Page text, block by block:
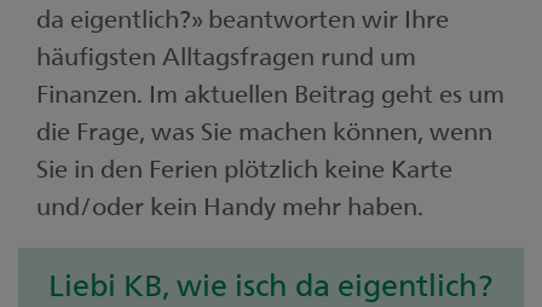
da eigentlich?» beantworten wir Ihre
häufigsten Alltagsfragen rund um
Finanzen. Im aktuellen Beitrag geht es um
die Frage, was Sie machen können, wenn
Sie in den Ferien plötzlich keine Karte
und/oder kein Handy mehr haben.
Liebi KB, wie isch da eigentlich?